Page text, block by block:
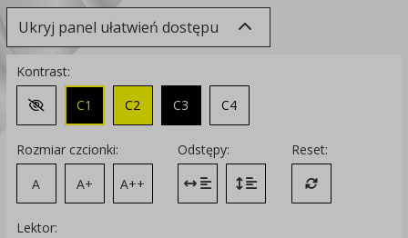
Ukryj panel ułatwień dostępu
Kontrast:
Zmień kontrast na domyślny
C1 C2 C3 C4
Rozmiar czcionki:
A
A+ A++
Odstępy:
Zmień odstęp między literami
Zmień interlinię i margines
Reset:
Przywróć
Lektor: